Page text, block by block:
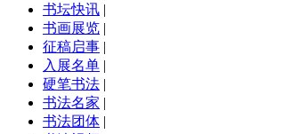
书坛快讯 |
书画展览 |
征稿启事 |
入展名单 |
硬笔书法 |
书法名家 |
书法团体 |